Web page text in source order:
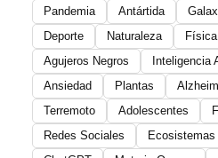
Pandemia
Antártida
Deporte
Naturaleza Física
Agujeros Negros
Inteligencia
Ansiedad
Plantas
Terremoto
Adolescentes
Redes Sociales
Ecosistemas